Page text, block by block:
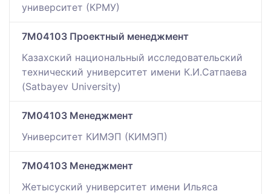
университет (КРМУ)
7M04103 Проектный менеджмент
Казахский национальный исследовательский
технический университет имени К.И.Сатпаева
(Satbayev University)
7M04103 Менеджмент
Университет КИМЭП (КИМЭП)
7M04103 Менеджмент
Жетысуский университет имени Ильяса